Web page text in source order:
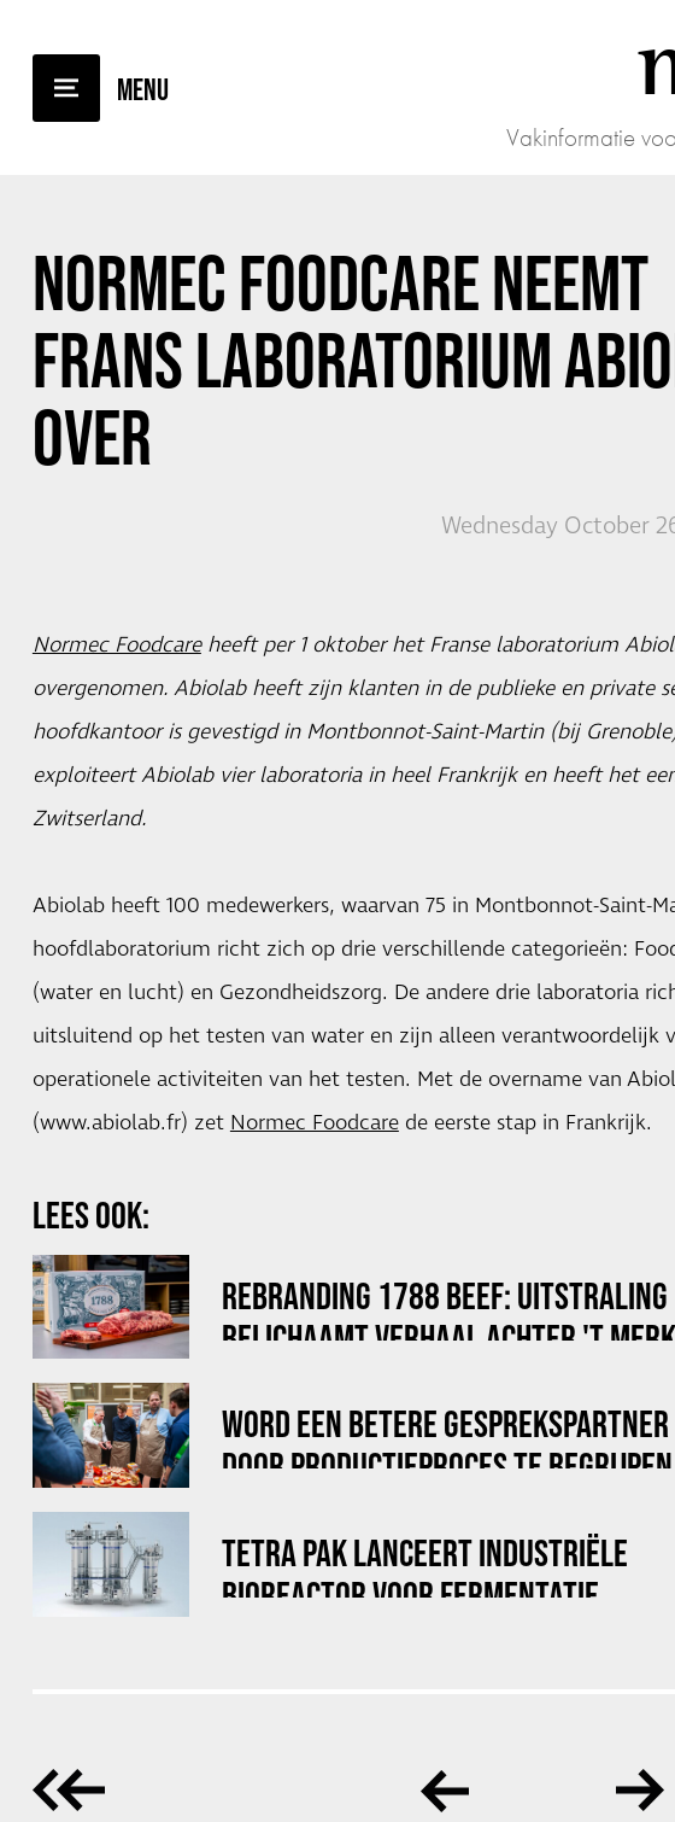
Vakinformatie
NORMEC FOODCARE NEEMT
FRANS LABORATORIUM
OVER
Wednesday October
Normec Foodcareheeft per 1 oktober het Franse laboratorium
overgenomen. Abiolab heeft zijn klanten in de publieke en private
hoofdkantoor is gevestigd in Montbonnot-Saint-Martin (bij
exploiteert Abiolab vier laboratoria in heel Frankrijk en heeft het
Zwitserland.
Abiolab heeft 100 medewerkers, waarvan 75 in Montbonnot-Saint-
hoofdlaboratorium richt zich op drie verschillende categorieën:
(water en lucht) en Gezondheidszorg. De andere drie laboratoria
uitsluitend op het testen van water en zijn alleen verantwoordelijk
operationele activiteiten van het testen. Met de overname van
(www.abiolab.fr) zet Normec Foodcarede eerste stap in Frankrijk.
LEES OOK:
REBRANDING 1788 BEEF: UITSTRALING
BELICHAAMT VERHAAL ACHTER 'T MERK
WORD EEN BETERE GESPREKSPARTNER
DOOR PRODUCTIEPROCES TE BEGRIJPEN
TETRA PAK LANCEERT INDUSTRIËLE
BIOREACTOR VOOR FERMENTATIE